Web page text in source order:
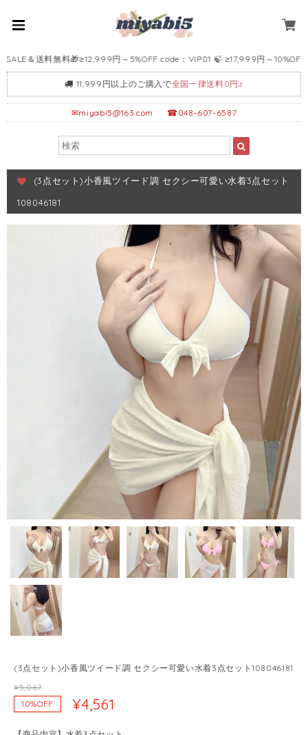
＆送料無料🎁≥12,999円～5%OFF code：VIP01 🍃 ≥17,999円～10%OFF
11,999円以上のご購入で全国一律送料0円♪
✉miyabi5@163.com ☎048-607-6587
(3点セット)小香風ツイード調 セクシー可愛い水着3点セット
108046181
(3点セット)小香風ツイード調 セクシー可愛い水着3点セット108046181
¥5,067
10%OFF
¥4,561